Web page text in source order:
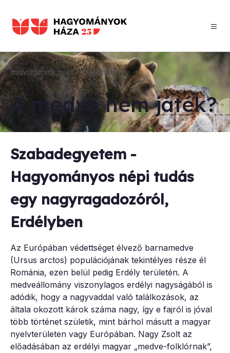
tartalomra
Morzsa
Hagyományok Háza Programok
A med­ve nem já­ték?
Szabadegyetem -
Hagyományos népi tudás
egy nagyragadozóról,
Erdélyben
Az Európában védettséget élvező barnamedve
(Ursus arctos) populációjának tekintélyes része él
Románia, ezen belül pedig Erdély területén. A
medveállomány viszonylagos erdélyi nagyságából is
adódik, hogy a nagyvaddal való találkozások, az
általa okozott károk száma nagy, így e fajról is jóval
több történet születik, mint bárhol másutt a magyar
nyelvterületen vagy Európában. Nagy Zsolt az
előadásában az erdélyi magyar „medve-folklórnak”,